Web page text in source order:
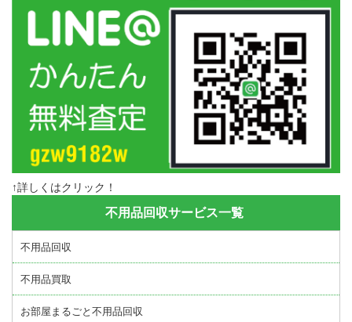
↑詳しくはクリック！
不用品回収サービス一覧
不用品回収
不用品買取
お部屋まるごと不用品回収